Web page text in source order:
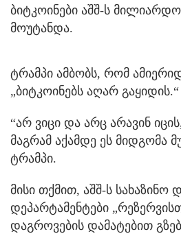
ბიტკოინები აშშ-ს
მოუტანდა.
ტრამპი ამბობს, რომ
„ბიტკოინებს აღარ გაყიდის.“
“არ ვიცი და არც არავინ
მაგრამ აქამდე ეს მიდგომა
ტრამპი.
მისი თქმით, აშშ-ს სახაზინო
დეპარტამენტები
დაგროვების დამატებით